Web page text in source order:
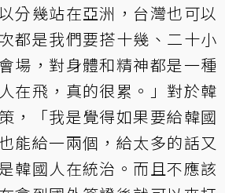
分幾站在亞洲，台灣也可以
都是我們要搭十幾、二十小
場，對身體和精神都是一種
在飛，真的很累。」對於韓
，「我是覺得如果要給韓國
能給一兩個，給太多的話又
韓國人在統治。而且不應該